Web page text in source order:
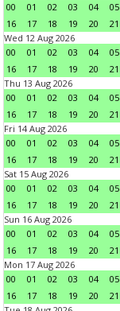
00
01 02 03 04 05
16
17 18 19 20 21
Wed 12 Aug 2026
00
01 02 03 04 05
16
17 18 19 20 21
Thu 13 Aug 2026
00
01 02 03 04 05
16
17 18 19 20 21
Fri 14 Aug 2026
00
01 02 03 04 05
16
17 18 19 20 21
Sat 15 Aug 2026
00
01 02 03 04 05
16
17 18 19 20 21
Sun 16 Aug 2026
00
01 02 03 04 05
16
17 18 19 20 21
Mon 17 Aug 2026
00
01 02 03 04 05
16
17 18 19 20 21